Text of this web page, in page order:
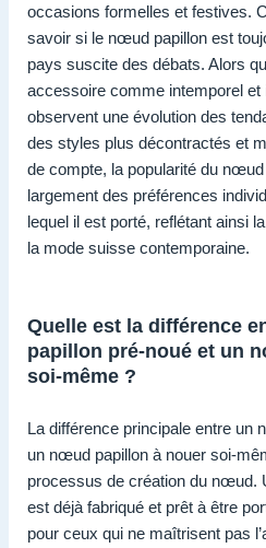
occasions formelles et festives.
savoir si le nœud papillon est
pays suscite des débats. Alors
accessoire comme intemporel et
observent une évolution des
des styles plus décontractés et
de compte, la popularité du
largement des préférences
lequel il est porté, reflétant ainsi
la mode suisse contemporaine.
Quelle est la différence
papillon pré-noué et un
soi-même ?
La différence principale entre un
un nœud papillon à nouer soi-
processus de création du nœud.
est déjà fabriqué et prêt à être
pour ceux qui ne maîtrisent pas